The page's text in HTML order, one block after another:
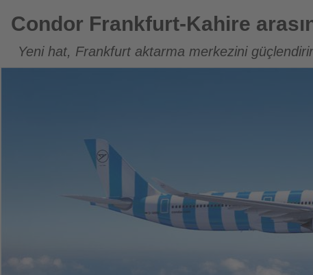
Condor Frankfurt-Kahire arasında her gün tarifeli uçuş
Condor Frankfurt-Kahire
Yeni hat, Frankfurt aktarma merkezini